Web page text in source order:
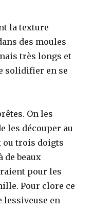
la texture
des moules
très longs et
solidifier en se
On les
les découper au
ou trois doigts
de beaux
pour les
Pour clore ce
lessiveuse en